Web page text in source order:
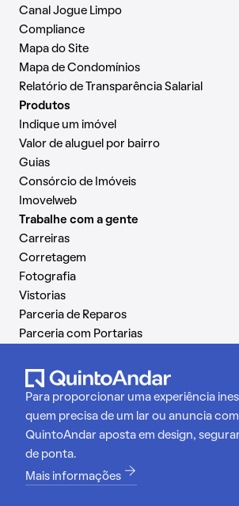
Canal Jogue Limpo
Compliance
Mapa do Site
Mapa de Condomínios
Relatório de Transparência Salarial
Produtos
Indique um imóvel
Valor de aluguel por bairro
Guias
Consórcio de Imóveis
Imovelweb
Trabalhe com a gente
Carreiras
Corretagem
Fotografia
Vistorias
Parceria de Reparos
Parceria com Portarias
Para proporcionar uma experiência
quem precisa de um lar ou anuncia
QuintoAndar aposta em design,
de ponta.
Mais informações